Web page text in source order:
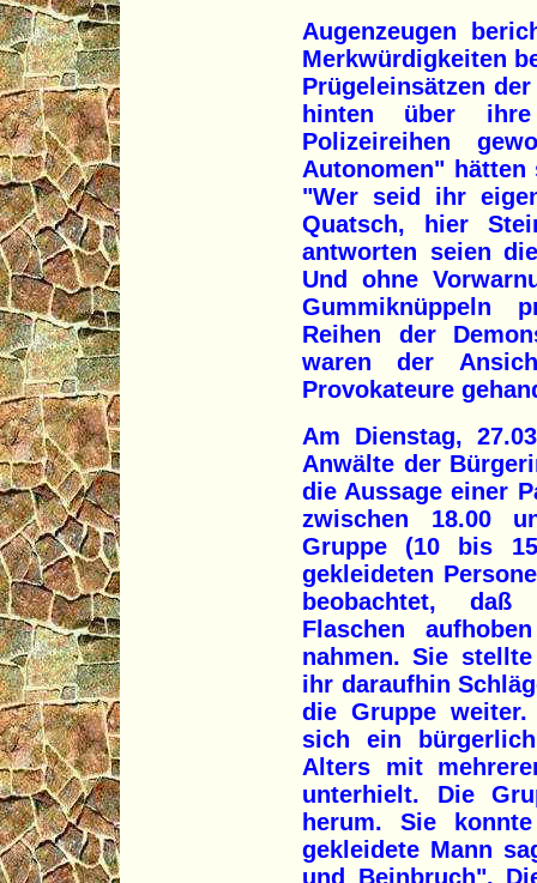
Augenzeugen
Merkwürdigkeiten
Prügeleinsätzen
hinten über
Polizeireihen
Autonomen"
"Wer seid ihr
Quatsch, hier
antworten seien
Und ohne
Gummiknüppeln
Reihen der
waren der
Provokateure
Am Dienstag,
Anwälte der
die Aussage einer
zwischen 18.00
Gruppe (10 bis
gekleideten
beobachtet,
Flaschen
nahmen. Sie
ihr daraufhin
die Gruppe
sich ein
Alters mit
unterhielt. Die
herum. Sie
gekleidete Mann
und Beinbruch".